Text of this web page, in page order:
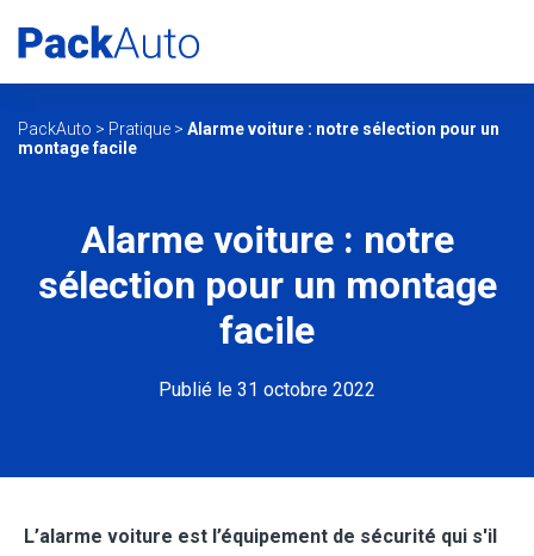
PackAuto > Pratique > Alarme voiture : notre sélection pour un
montage facile
Alarme voiture : notre
sélection pour un montage
facile
Publié le 31 octobre 2022
L’alarme voiture est l’équipement de sécurité qui s'il